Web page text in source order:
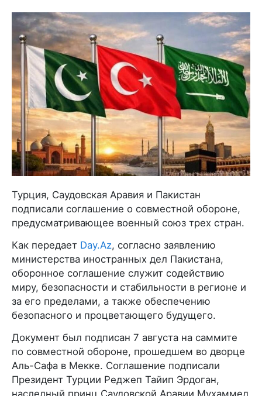
Турция, Саудовская Аравия и Пакистан
подписали соглашение о совместной обороне,
предусматривающее военный союз трех стран.
Как передает Day.Az, согласно заявлению
министерства иностранных дел Пакистана,
оборонное соглашение служит содействию
миру, безопасности и стабильности в регионе и
за его пределами, а также обеспечению
безопасного и процветающего будущего.
Документ был подписан 7 августа на саммите
по совместной обороне, прошедшем во дворце
Аль-Сафа в Мекке. Соглашение подписали
Президент Турции Реджеп Тайип Эрдоган,